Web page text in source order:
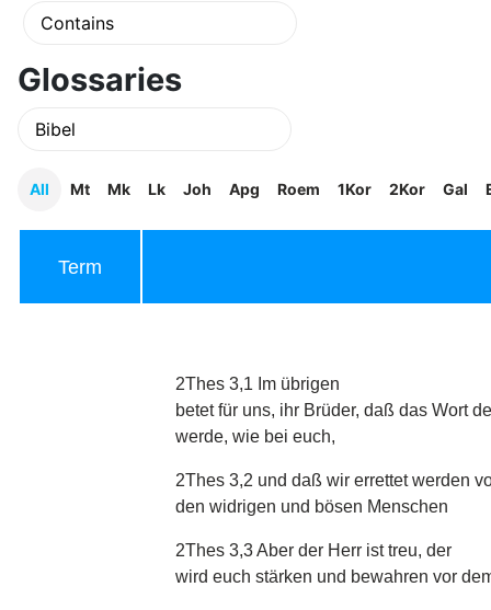
Glossaries
All Mt Mk Lk Joh Apg Roem 1Kor 2Kor Gal
Term
2Thes 3,1 Im übrigen
betet für uns, ihr Brüder, daß das Wort
werde, wie bei euch,
2Thes 3,2 und daß wir errettet werden
den widrigen und bösen Menschen
2Thes 3,3 Aber der Herr ist treu, der
wird euch stärken und bewahren vor